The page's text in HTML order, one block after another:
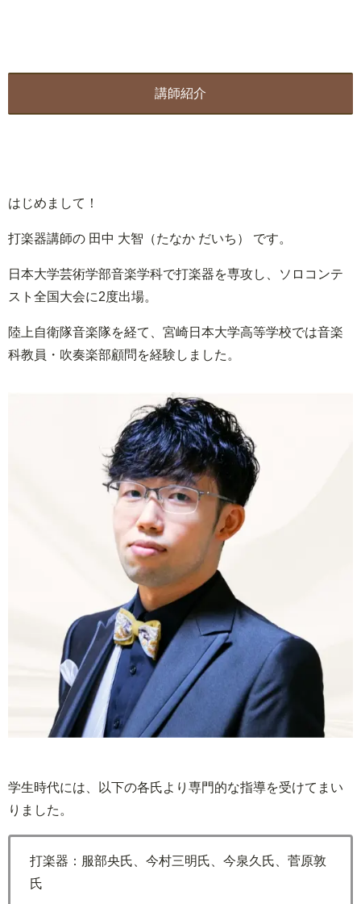
講師紹介
はじめまして！
打楽器講師の 田中 大智（たなか だいち） です。
日本大学芸術学部音楽学科で打楽器を専攻し、ソロコンテ
スト全国大会に2度出場。
陸上自衛隊音楽隊を経て、宮崎日本大学高等学校では音楽
科教員・吹奏楽部顧問を経験しました。
学生時代には、以下の各氏より専門的な指導を受けてまい
りました。
打楽器：服部央氏、今村三明氏、今泉久氏、菅原敦
氏